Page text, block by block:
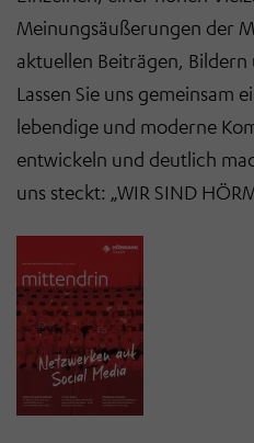
Meinungsäußerungen der
aktuellen Beiträgen,
Lassen Sie uns gemeinsam
lebendige und moderne
entwickeln und deutlich
uns steckt: „WIR SIND